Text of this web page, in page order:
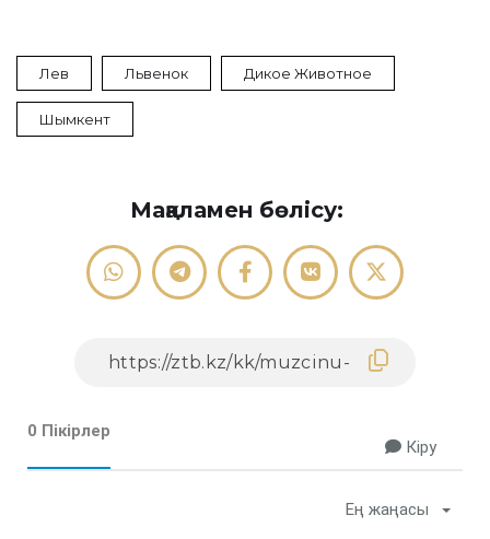
Лев Львенок Дикое Животное
Шымкент
Мақаламен бөлісу:
0 Пікірлер
Кіру
Ең жаңасы